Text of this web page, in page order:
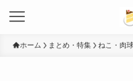
ホーム まとめ・特集 ねこ・肉